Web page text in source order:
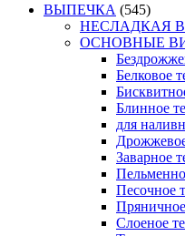
ВЫПЕЧКА (545)
НЕСЛАДКАЯ
ОСНОВНЫЕ
Белковое
Блинное
для
Заварное
Песочное
Слоеное